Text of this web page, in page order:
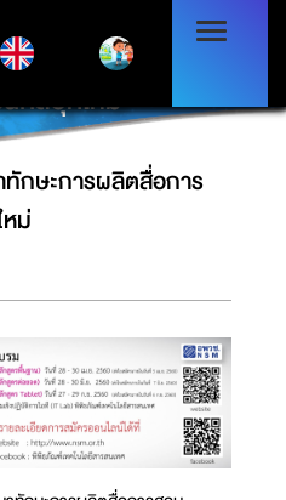
ษะการผลิตสื่อการสอน
กส์ยุคใหม่
กษะการผลิตสื่อการ
ม่